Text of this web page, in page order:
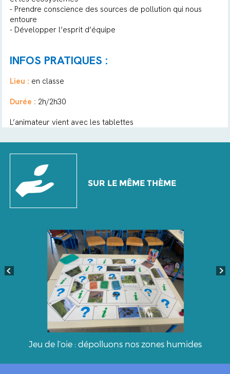
- Prendre conscience des sources de pollution qui nous
entoure
- Développer l’esprit d’équipe
INFOS PRATIQUES :
Lieu : en classe
Durée : 2h/2h30
L’animateur vient avec les tablettes
SUR LE MÊME THÈME
Jeu de l’oie : dépolluons nos zones humides